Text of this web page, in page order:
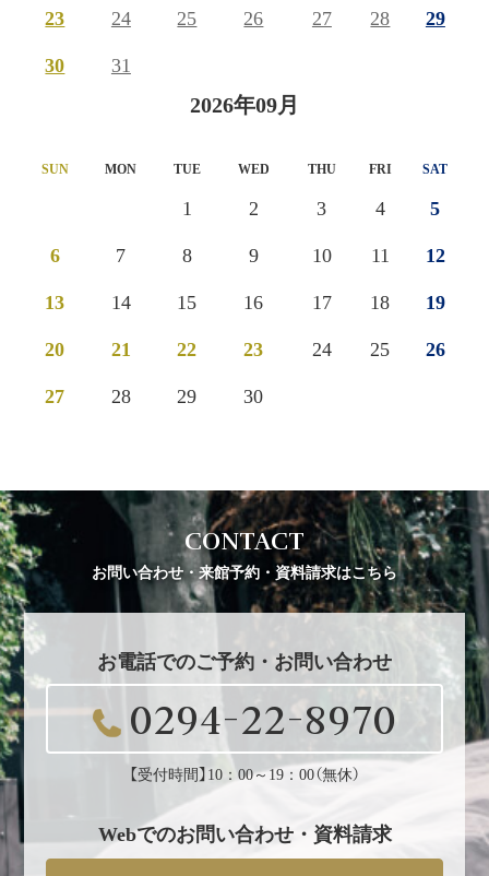
23
24 25 26 27 28
29
30
31
2026年09月
SUN MON TUE WED THU FRI SAT
1 2 3 4
5
6
7 8 9 10 11
12
13
14 15 16 17 18
19
20
21 22 23 24 25
26
27
28 29 30
CONTACT
お問い合わせ・来館予約・資料請求はこちら
お電話でのご予約・お問い合わせ
0294-22-8970
【受付時間】10：00～19：00（無休）
Webでのお問い合わせ・資料請求